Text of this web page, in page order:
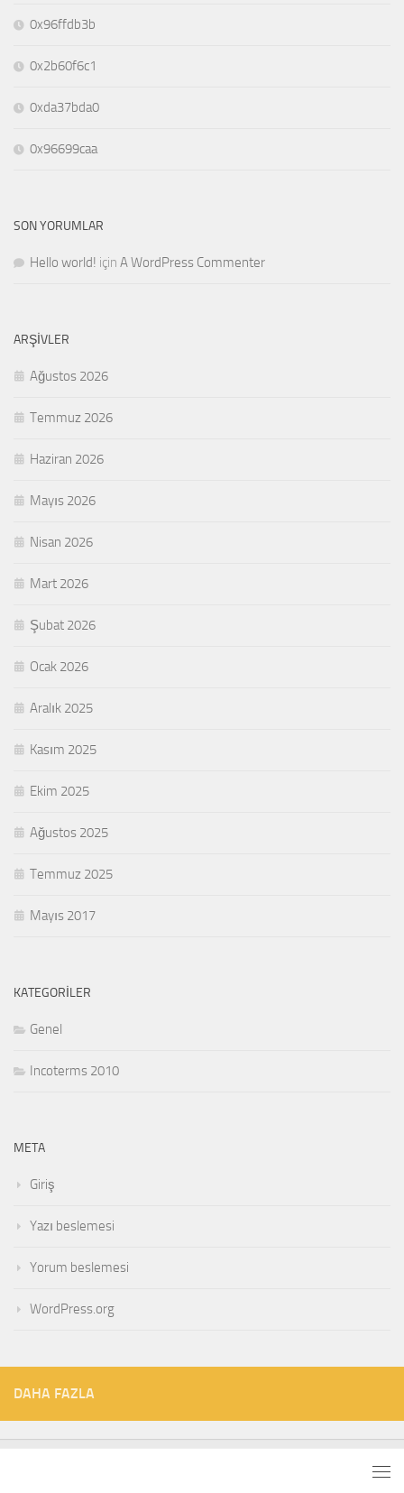
0x96ffdb3b
0x2b60f6c1
0xda37bda0
0x96699caa
SON YORUMLAR
Hello world! için A WordPress Commenter
ARŞIVLER
Ağustos 2026
Temmuz 2026
Haziran 2026
Mayıs 2026
Nisan 2026
Mart 2026
Şubat 2026
Ocak 2026
Aralık 2025
Kasım 2025
Ekim 2025
Ağustos 2025
Temmuz 2025
Mayıs 2017
KATEGORILER
Genel
Incoterms 2010
META
Giriş
Yazı beslemesi
Yorum beslemesi
WordPress.org
DAHA FAZLA